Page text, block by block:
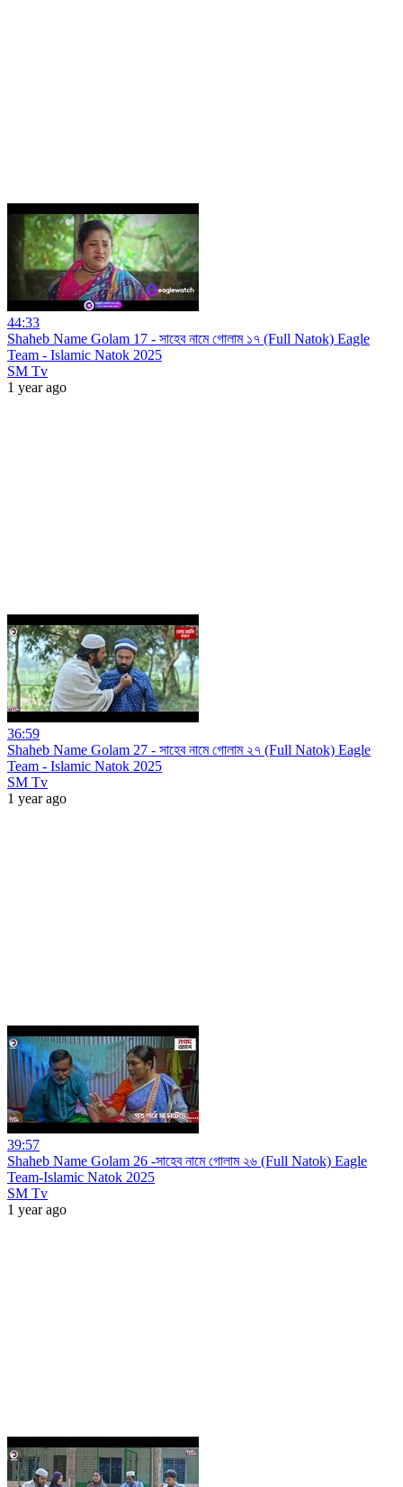
44:33
Shaheb Name Golam 17 - সাহেব নামে গোলাম ১৭ (Full Natok) Eagle
Team - Islamic Natok 2025
SM Tv
1 year ago
36:59
Shaheb Name Golam 27 - সাহেব নামে গোলাম ২৭ (Full Natok) Eagle
Team - Islamic Natok 2025
SM Tv
1 year ago
39:57
Shaheb Name Golam 26 -সাহেব নামে গোলাম ২৬ (Full Natok) Eagle
Team-Islamic Natok 2025
SM Tv
1 year ago